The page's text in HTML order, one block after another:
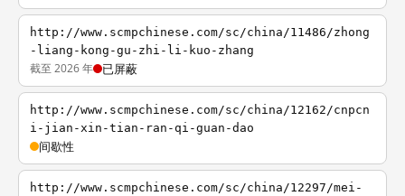
http://www.scmpchinese.com/sc/china/11486/zhong
-liang-kong-gu-zhi-li-kuo-zhang
截至 2026 年 已屏蔽
http://www.scmpchinese.com/sc/china/12162/cnpcn
i-jian-xin-tian-ran-qi-guan-dao
间歇性
http://www.scmpchinese.com/sc/china/12297/mei-